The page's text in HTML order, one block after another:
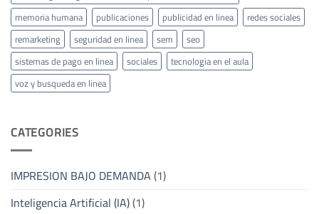
memoria humana
publicaciones publicidad en linea
redes sociales
remarketing
seguridad en linea sem
seo
sistemas de pago en linea
sociales
tecnologia en el aula
voz y busqueda en linea
CATEGORIES
IMPRESION BAJO DEMANDA(1)
Inteligencia Artificial (IA)(1)